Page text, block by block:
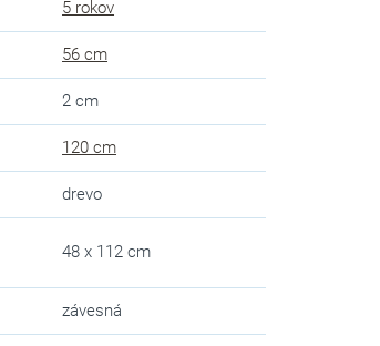
5 rokov
56 cm
2 cm
120 cm
drevo
48 x 112 cm
závesná